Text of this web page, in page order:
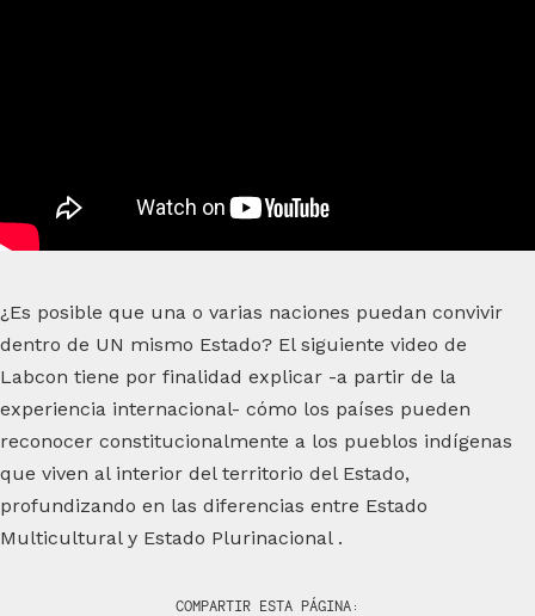
¿Es posible que una o varias naciones puedan convivir
dentro de UN mismo Estado? El siguiente video de
Labcon tiene por finalidad explicar -a partir de la
experiencia internacional- cómo los países pueden
reconocer constitucionalmente a los pueblos indígenas
que viven al interior del territorio del Estado,
profundizando en las diferencias entre Estado
Multicultural y Estado Plurinacional .
COMPARTIR ESTA PÁGINA: